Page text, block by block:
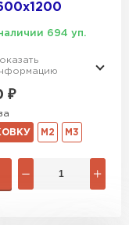
694 уп.
₽
М2 М3